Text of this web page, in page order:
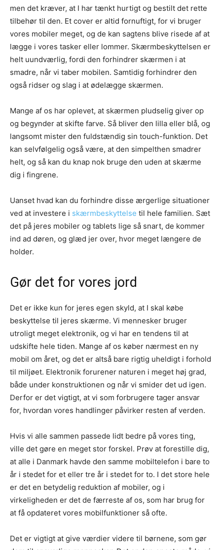
men det kræver, at I har tænkt hurtigt og bestilt det rette
tilbehør til den. Et cover er altid fornuftigt, for vi bruger
vores mobiler meget, og de kan sagtens blive risede af at
lægge i vores tasker eller lommer. Skærmbeskyttelsen er
helt uundværlig, fordi den forhindrer skærmen i at
smadre, når vi taber mobilen. Samtidig forhindrer den
også ridser og slag i at ødelægge skærmen.
Mange af os har oplevet, at skærmen pludselig giver op
og begynder at skifte farve. Så bliver den lilla eller blå, og
langsomt mister den fuldstændig sin touch-funktion. Det
kan selvfølgelig også være, at den simpelthen smadrer
helt, og så kan du knap nok bruge den uden at skærme
dig i fingrene.
Uanset hvad kan du forhindre disse ærgerlige situationer
ved at investere i skærmbeskyttelse til hele familien. Sæt
det på jeres mobiler og tablets lige så snart, de kommer
ind ad døren, og glæd jer over, hvor meget længere de
holder.
Gør det for vores jord
Det er ikke kun for jeres egen skyld, at I skal købe
beskyttelse til jeres skærme. Vi mennesker bruger
utroligt meget elektronik, og vi har en tendens til at
udskifte hele tiden. Mange af os køber nærmest en ny
mobil om året, og det er altså bare rigtig uheldigt i forhold
til miljøet. Elektronik forurener naturen i meget høj grad,
både under konstruktionen og når vi smider det ud igen.
Derfor er det vigtigt, at vi som forbrugere tager ansvar
for, hvordan vores handlinger påvirker resten af verden.
Hvis vi alle sammen passede lidt bedre på vores ting,
ville det gøre en meget stor forskel. Prøv at forestille dig,
at alle i Danmark havde den samme mobiltelefon i bare to
år i stedet for et eller tre år i stedet for to. I det store hele
er det en betydelig reduktion af mobiler, og i
virkeligheden er det de færreste af os, som har brug for
at få opdateret vores mobilfunktioner så ofte.
Det er vigtigt at give værdier videre til børnene, som gør